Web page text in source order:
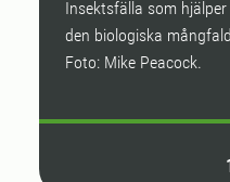
Insektsfälla som
den biologiska
Foto: Mike Peacock.